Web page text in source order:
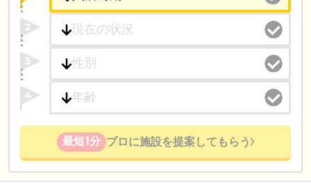
2
3
4
最短1分 プロに施設を提案してもらう